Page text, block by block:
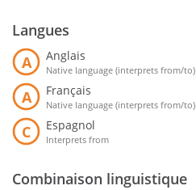
Langues
A Anglais
Native language (interprets from/to)
A Français
Native language (interprets from/to)
C Espagnol
Interprets from
Combinaison linguistique